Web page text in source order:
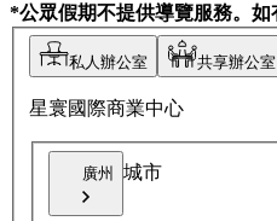
*公眾假期不提供導覽服務。如
私人辦公室 共享辦公室
星寰國際商業中心
廣州 城市